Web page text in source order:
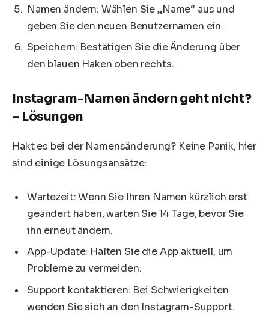
Namen ändern: Wählen Sie „Name“ aus und
geben Sie den neuen Benutzernamen ein.
Speichern: Bestätigen Sie die Änderung über
den blauen Haken oben rechts.
Instagram-Namen ändern geht nicht?
– Lösungen
Hakt es bei der Namensänderung? Keine Panik, hier
sind einige Lösungsansätze:
Wartezeit: Wenn Sie Ihren Namen kürzlich erst
geändert haben, warten Sie 14 Tage, bevor Sie
ihn erneut ändern.
App-Update: Halten Sie die App aktuell, um
Probleme zu vermeiden.
Support kontaktieren: Bei Schwierigkeiten
wenden Sie sich an den Instagram-Support.